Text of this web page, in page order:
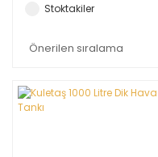
Stoktakiler